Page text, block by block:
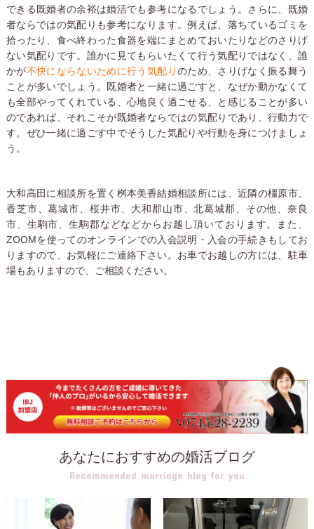
できる既婚者の余裕は婚活でも参考になるでしょう。さらに、既婚
者ならではの気配りも参考になります。例えば、落ちているゴミを
拾ったり、食べ終わった食器を端にまとめておいたりなどのさりげ
ない気配りです。誰かに見てもらいたくて行う気配りではなく、誰
かが不快にならないために行う気配りのため、さりげなく振る舞う
ことが多いでしょう。既婚者と一緒に過ごすと、なぜか動かなくて
も全部やってくれている、心地良く過ごせる、と感じることが多い
のであれば、それこそが既婚者ならではの気配りであり、行動力で
す。ぜひ一緒に過ごす中でそうした気配りや行動を身につけましょ
う。
大和高田に相談所を置く桝本美香結婚相談所には、近隣の橿原市、
香芝市、葛城市、桜井市、大和郡山市、北葛城郡、その他、奈良
市、生駒市、生駒郡などなどからお越し頂いております。また、
ZOOMを使ってのオンラインでの入会説明・入会の手続きもしてお
りますので、お気軽にご連絡下さい。お車でお越しの方には、駐車
場もありますので、ご相談ください。
あなたにおすすめの婚活ブログ
Recommended marriage blog for you